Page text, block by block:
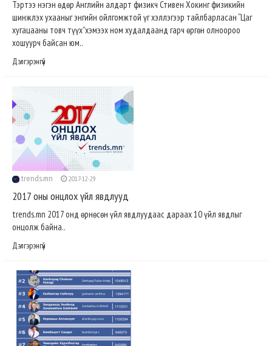
Тэртээ нэгэн өдөр Английн алдарт физикч Стивен Хокинг физикийн
шинжлэх ухааныг энгийн ойлгомжтой үг хэллэгээр тайлбарласан “Цаг
хугацааны товч түүх”хэмээх ном худалдаанд гарч өргөн олноороо
хошуурч байсан юм..
Дэлгэрэнгүй
trends.mn 2017-12-29
2017 оны онцлох үйл явдлууд
trends.mn 2017 онд өрнөсөн үйл явдлуудаас дараах 10 үйл явдлыг
онцолж байна..
Дэлгэрэнгүй